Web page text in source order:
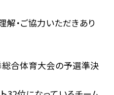
・ご協力いただきあり
総合体育大会の予選準決